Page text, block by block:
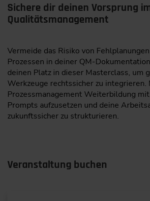
Sichere dir deinen Vorsprung
Qualitätsmanagement
Vermeide das Risiko von
Prozessen in deiner QM-
deinen Platz in dieser Masterclass, um
Werkzeuge rechtssicher zu integrieren.
Prozessmanagement Weiterbildung
Prompts aufzusetzen und deine
zukunftssicher zu strukturieren.
Veranstaltung buchen